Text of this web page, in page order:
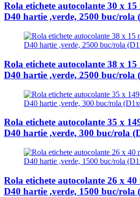
Rola etichete autocolante 30 x
D40 hartie ,verde, 2500 buc/rola
Rola etichete autocolante 38 x
D40 hartie ,verde, 2500 buc/rola
Rola etichete autocolante 35 x
D40 hartie ,verde, 300 buc/rola
Rola etichete autocolante 26 x
D40 hartie ,verde, 1500 buc/rola